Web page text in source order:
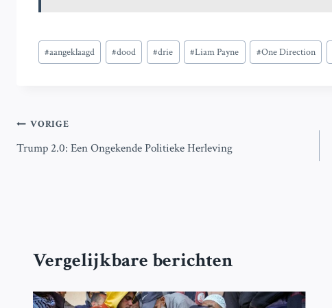
Bericht
tags:
#aangeklaagd #dood #drie #Liam Payne #One Direction
Bericht
navigatie
VORIGE
Trump 2.0: Een Ongekende Politieke Herleving
Vergelijkbare berichten